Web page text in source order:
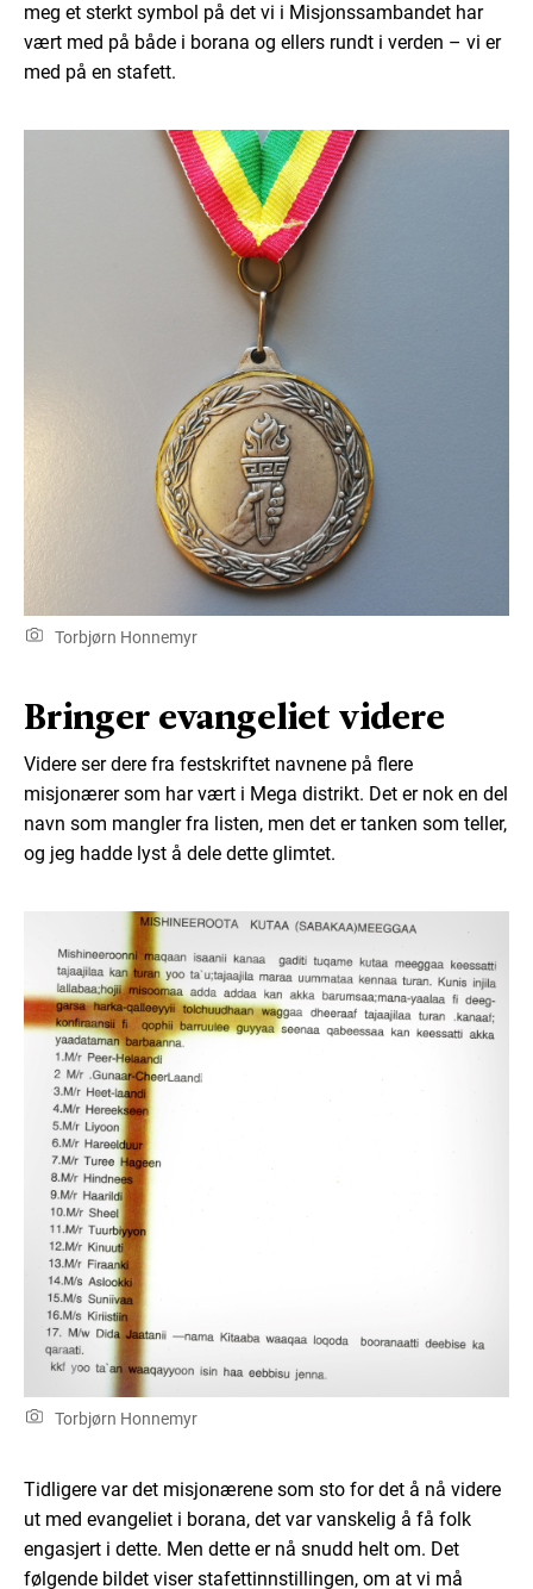
meg et sterkt symbol på det vi i Misjonssambandet har
vært med på både i borana og ellers rundt i verden – vi er
med på en stafett.
Torbjørn Honnemyr
Bringer evangeliet videre
Videre ser dere fra festskriftet navnene på flere
misjonærer som har vært i Mega distrikt. Det er nok en del
navn som mangler fra listen, men det er tanken som teller,
og jeg hadde lyst å dele dette glimtet.
Torbjørn Honnemyr
Tidligere var det misjonærene som sto for det å nå videre
ut med evangeliet i borana, det var vanskelig å få folk
engasjert i dette. Men dette er nå snudd helt om. Det
følgende bildet viser stafettinnstillingen, om at vi må